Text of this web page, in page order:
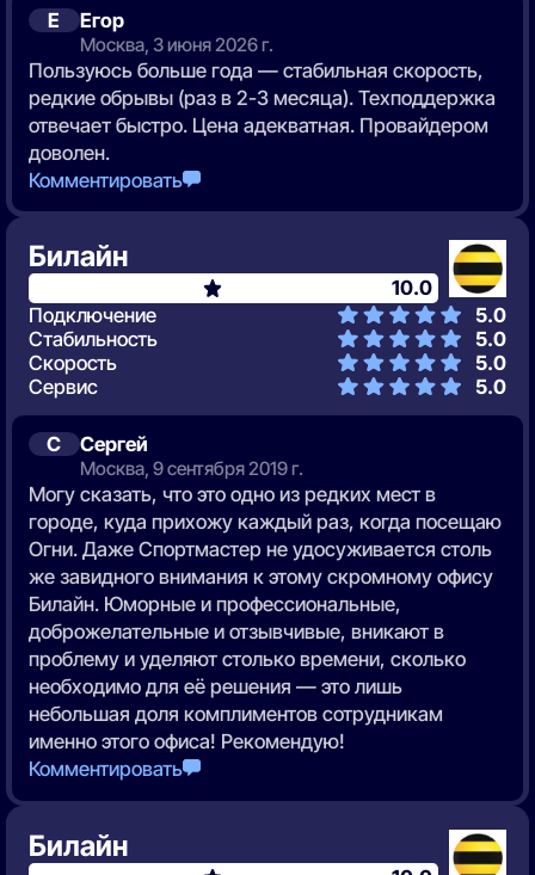
Е Егор
Москва, 3 июня 2026 г.
Пользуюсь больше года — стабильная скорость,
редкие обрывы (раз в 2-3 месяца). Техподдержка
отвечает быстро. Цена адекватная. Провайдером
доволен.
Комментировать
С Сергей
Москва, 9 сентября 2019 г.
Могу сказать, что это одно из редких мест в
городе, куда прихожу каждый раз, когда посещаю
Огни. Даже Спортмастер не удосуживается столь
же завидного внимания к этому скромному офису
Билайн. Юморные и профессиональные,
доброжелательные и отзывчивые, вникают в
проблему и уделяют столько времени, сколько
необходимо для её решения — это лишь
небольшая доля комплиментов сотрудникам
именно этого офиса! Рекомендую!
Комментировать
Билайн
10.0
Подключение
5.0
Стабильность
5.0
Скорость
5.0
Сервис
5.0
Билайн